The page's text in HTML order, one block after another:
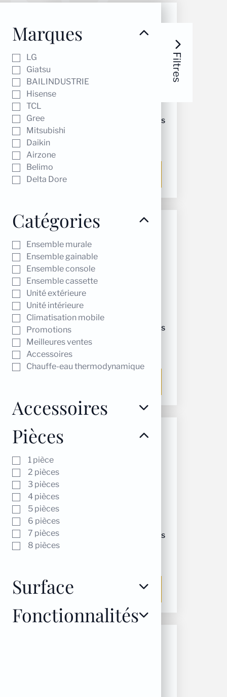
Filtres
Marques
LG
Giatsu
BAILINDUSTRIE
Hisense
TCL
Gree
Mitsubishi
Daikin
Airzone
Belimo
Delta Dore
Catégories
Ensemble murale
Ensemble gainable
Ensemble console
Ensemble cassette
Unité extérieure
Unité intérieure
Climatisation mobile
Promotions
Meilleures ventes
Accessoires
Chauffe-eau thermodynamique
Accessoires
Pièces
1 pièce
2 pièces
3 pièces
4 pièces
5 pièces
6 pièces
7 pièces
8 pièces
Surface
Fonctionnalités
Unité intérieure gree fm cns
Unité intérieure gree fm cns
Unité intérieure gree fm cns